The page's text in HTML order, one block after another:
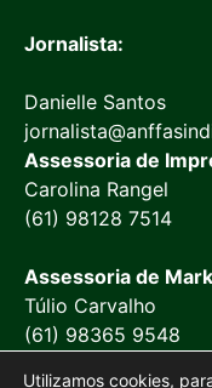
Jornalista:
Danielle Santos
Assessoria de
Carolina Rangel
(61) 98128 7514
Assessoria de
Túlio Carvalho
(61) 98365 9548
Utilizamos cookies,